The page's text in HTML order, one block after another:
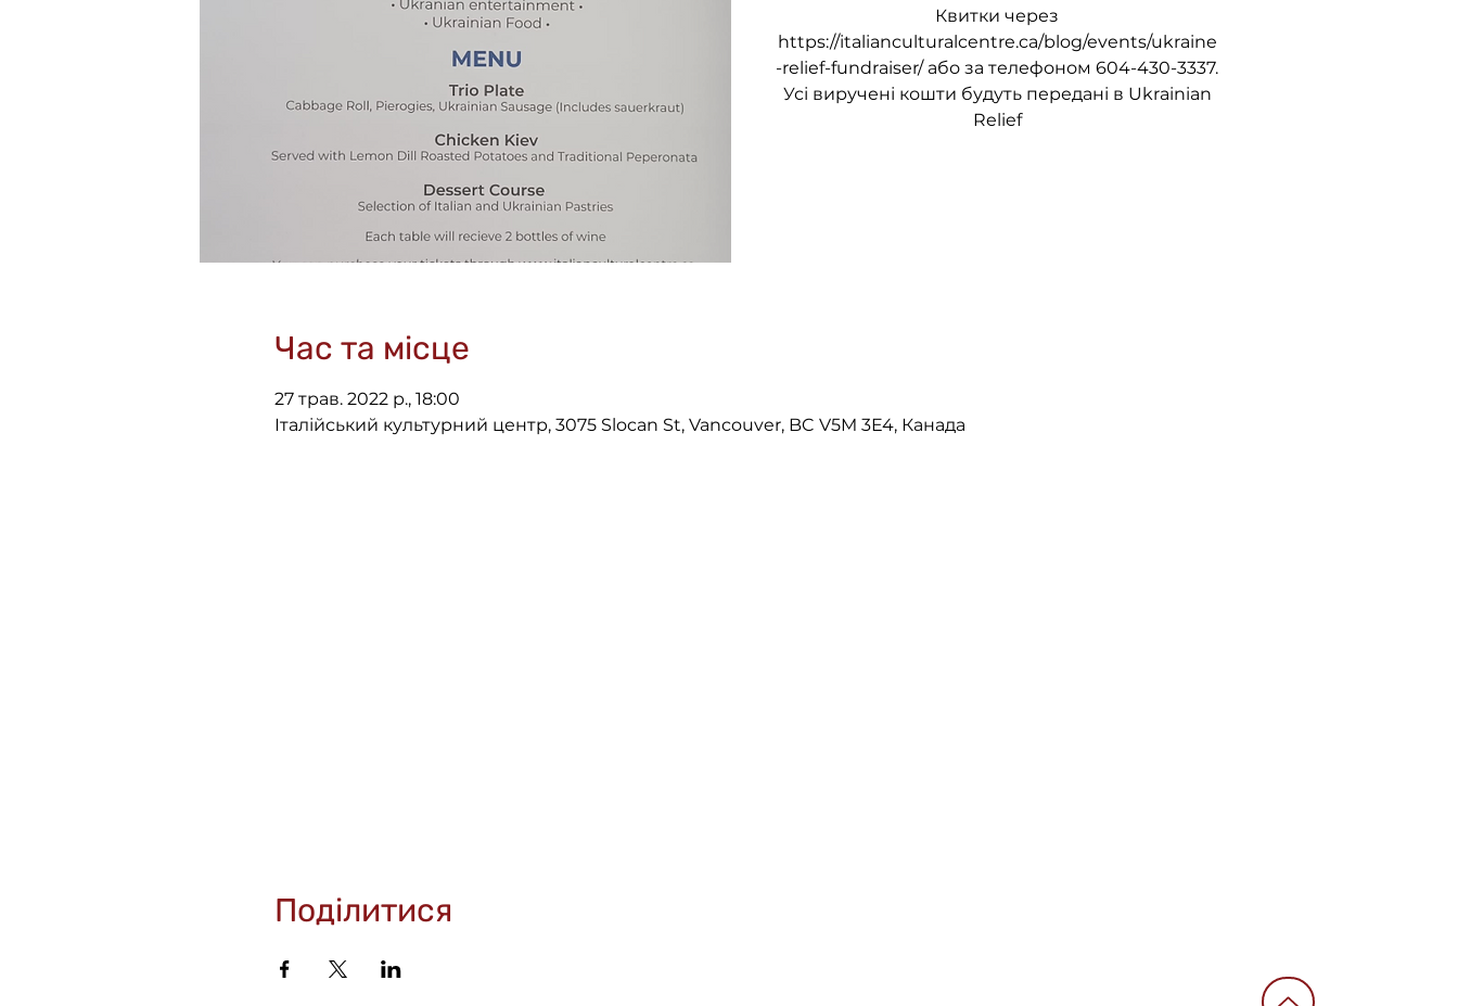
Квитки через
https://italianculturalcentre.ca/blog/events/ukraine
-relief-fundraiser/ або за телефоном 604-430-3337.
Усі виручені кошти будуть передані в Ukrainian
Relief
Час та місце
27 трав. 2022 р., 18:00
Італійський культурний центр, 3075 Slocan St, Vancouver, BC V5M 3E4, Канада
Поділитися